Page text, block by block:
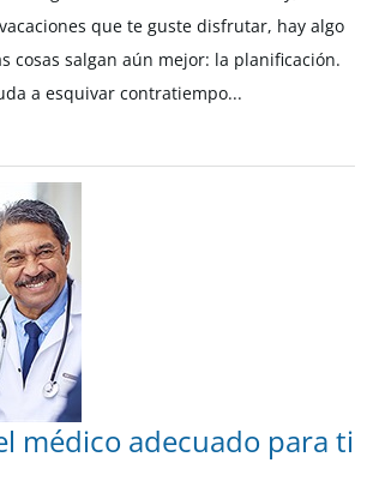
que te guste disfrutar, hay algo
cosas salgan aún mejor: la planificación.
a esquivar contratiempo...
médico adecuado para ti